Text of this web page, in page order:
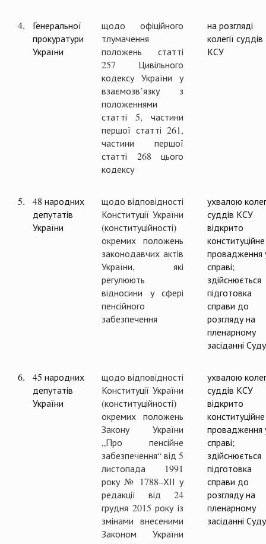
4.
Генеральної
прокуратури
України
щодо офіційного
тлумачення
положень статті
257 Цивільного
кодексу України у
взаємозв’язку з
положеннями
статті 5, частини
першої статті 261,
частини першої
статті 268 цього
кодексу
на розгляді
колегії суддів
КСУ
5.
48 народних
депутатів
України
щодо відповідності
Конституції України
(конституційності)
окремих положень
законодавчих актів
України, які
регулюють
відносини у сфері
пенсійного
забезпечення
ухвалою
суддів КСУ
відкрито
конституційне
провадження
справі;
здійснюється
підготовка
справи до
розгляду на
пленарному
засіданні Суду
6.
45 народних
депутатів
України
щодо відповідності
Конституції України
(конституційності)
окремих положень
Закону України
„Про пенсійне
забезпечення“ від 5
листопада 1991
року № 1788–ХІІ у
редакції від 24
грудня 2015 року із
змінами внесеними
Законом України
ухвалою
суддів КСУ
відкрито
конституційне
провадження
справі;
здійснюється
підготовка
справи до
розгляду на
пленарному
засіданні Суду